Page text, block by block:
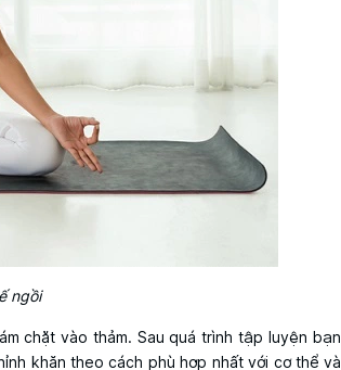
ngồi
chặt vào thảm. Sau quá trình tập luyện bạn
khăn theo cách phù hợp nhất với cơ thể và